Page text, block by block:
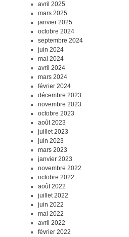
avril 2025
mars 2025
janvier 2025
octobre 2024
septembre 2024
juin 2024
mai 2024
avril 2024
mars 2024
février 2024
décembre 2023
novembre 2023
octobre 2023
août 2023
juillet 2023
juin 2023
mars 2023
janvier 2023
novembre 2022
octobre 2022
août 2022
juillet 2022
juin 2022
mai 2022
avril 2022
février 2022